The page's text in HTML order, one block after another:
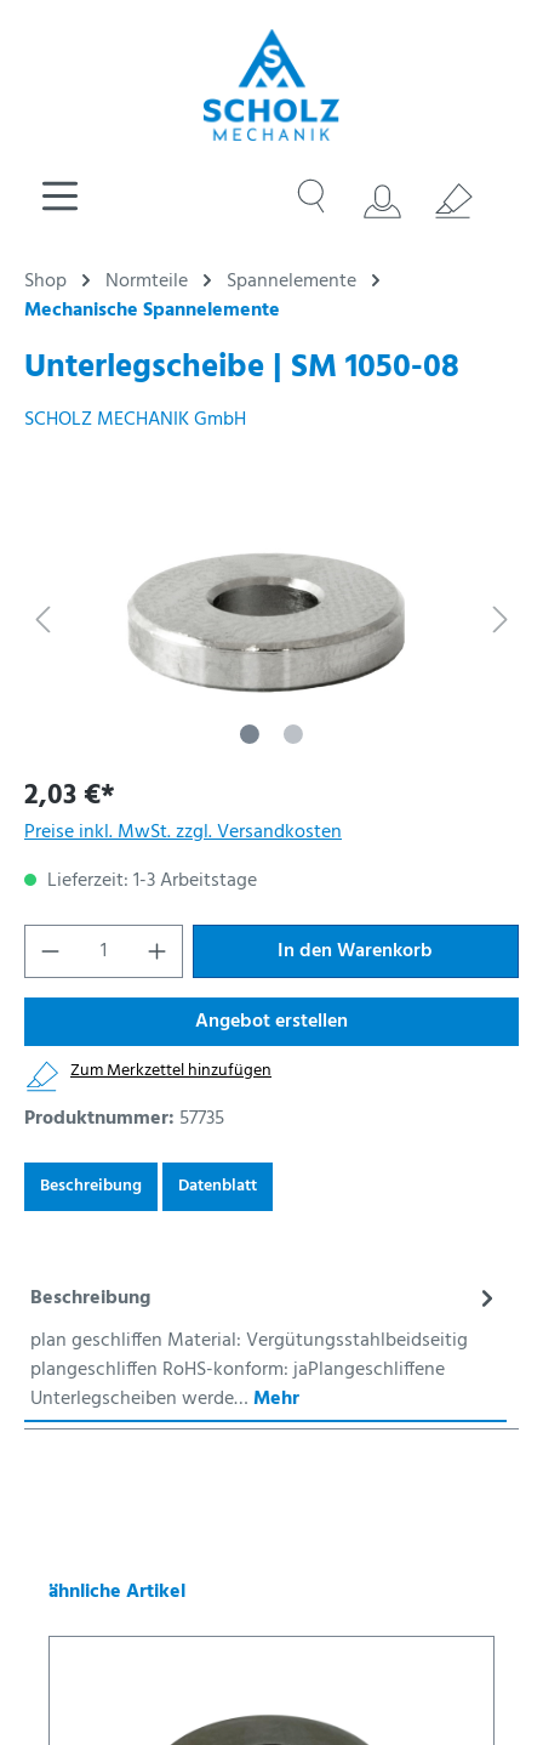
Shop Normteile
Spannelemente
Mechanische Spannelemente
Unterlegscheibe | SM 1050-08
SCHOLZ MECHANIK GmbH
2,03 €*
Preise inkl. MwSt. zzgl. Versandkosten
Lieferzeit: 1-3 Arbeitstage
In den Warenkorb
Angebot erstellen
Zum Merkzettel hinzufügen
Produktnummer: 57735
Beschreibung Datenblatt
Beschreibung
plan geschliffen Material: Vergütungsstahlbeidseitig
plangeschliffen RoHS-konform: jaPlangeschliffene
Unterlegscheiben werde…Mehr
ähnliche Artikel